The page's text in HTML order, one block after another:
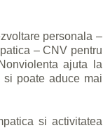
personala –
– CNV pentru
ajuta la
poate aduce mai
si activitatea